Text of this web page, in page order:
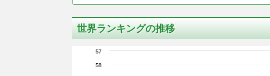
世界ランキングの推移
57
58